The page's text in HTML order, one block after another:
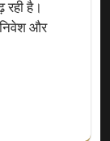
रही है।
और